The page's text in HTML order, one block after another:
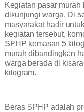
Kegiatan pasar
dikunjungi warga. Di
masyarakat hadir
kegiatan tersebut,
SPHP kemasan 5
murah dibandingkan
warga berada di
kilogram.
Beras SPHP adalah